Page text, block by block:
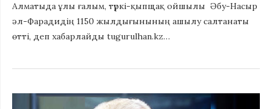
Алматыда ұлы ғалым, түркі-қыпщақ ойшылы Әбу-Насыр
әл-Фарадидің 1150 жылдығынының ашылу салтанаты
өтті, деп хабарлайды tugurulhan.kz…